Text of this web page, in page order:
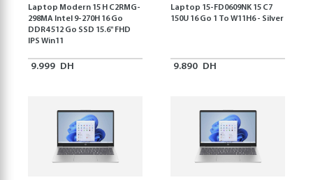
Laptop Modern 15 H C2RMG-
298MA Intel 9-270H 16 Go
DDR4 512 Go SSD 15.6" FHD
IPS Win11
9.999 DH
Laptop 15-FD0609NK 15 C7
150U 16 Go 1 To W11H6 - Silver
9.890 DH